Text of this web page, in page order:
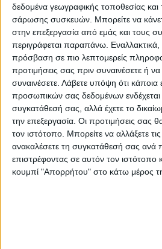
δεδομένα γεωγραφικής τοποθεσίας
σάρωσης συσκευών. Μπορείτε να
στην επεξεργασία από εμάς και τους
περιγράφεται παραπάνω. Εναλλακτικά,
πρόσβαση σε πιο λεπτομερείς
προτιμήσεις σας πριν συναινέσετε ή να
συναινέσετε. Λάβετε υπόψη ότι κάποια
προσωπικών σας δεδομένων ενδέχεται
συγκατάθεσή σας, αλλά έχετε το
την επεξεργασία. Οι προτιμήσεις σας
τον ιστότοπο. Μπορείτε να αλλάξετε
ανακαλέσετε τη συγκατάθεσή σας ανά
επιστρέφοντας σε αυτόν τον ιστότοπο
κουμπί "Απορρήτου" στο κάτω μέρος
Με μία άμυνα για
επιστρέψει στο ματς αν
χάνει με 18 πόντους και να
στη διεκδίκηση της νίκης.
δεκάλεπτο έκλεισε με
τέταρτο και τελευταίο
Ο Προμηθέας εκτελούσε
ενώ δεν συμπλήρωσε ποτέ
στην τελευταία περίοδο